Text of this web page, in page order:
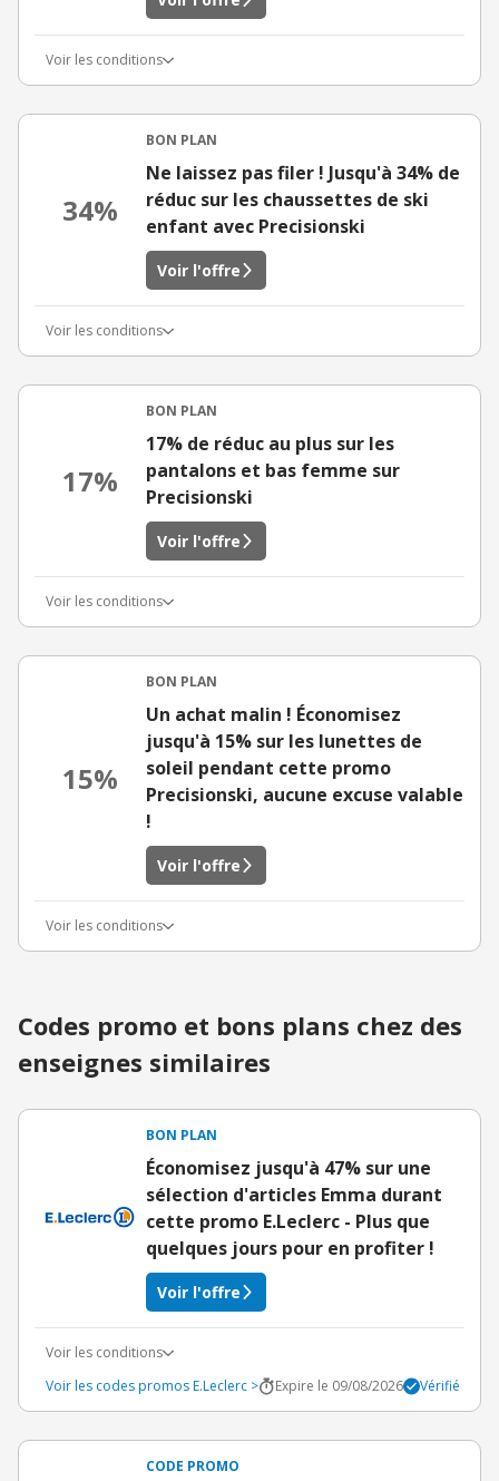
Voir les conditions
34%
BON PLAN
Ne laissez pas filer ! Jusqu'à 34% de
réduc sur les chaussettes de ski
enfant avec Precisionski
Voir l'offre
Voir les conditions
17%
BON PLAN
17% de réduc au plus sur les
pantalons et bas femme sur
Precisionski
Voir l'offre
Voir les conditions
15%
BON PLAN
Un achat malin ! Économisez
jusqu'à 15% sur les lunettes de
soleil pendant cette promo
Precisionski, aucune excuse valable
!
Voir l'offre
Voir les conditions
Codes promo et bons plans chez des
enseignes similaires
BON PLAN
Économisez jusqu'à 47% sur une
sélection d'articles Emma durant
cette promo E.Leclerc - Plus que
quelques jours pour en profiter !
Voir l'offre
Voir les conditions
Voir les codes promos E.Leclerc >
Expire le 09/08/2026 Vérifié
CODE PROMO